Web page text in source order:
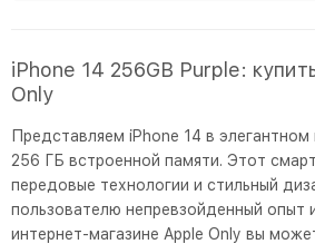
iPhone 14 256GB Purple:
Only
Представляем iPhone 14 в
256 ГБ встроенной памяти. Этот
передовые технологии и стильный
пользователю непревзойденный опыт
интернет-магазине Apple Only вы